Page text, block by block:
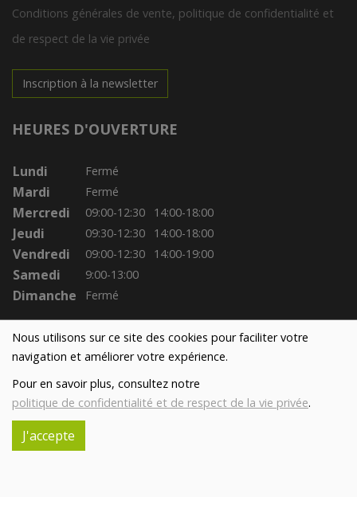
Nous utilisons sur ce site des cookies pour faciliter votre
navigation et améliorer votre expérience.
Pour en savoir plus, consultez notre
politique de confidentialité et de respect de la vie privée.
J'accepte
Conditions générales de vente, politique de confidentialité et
de respect de la vie privée
Inscription à la newsletter
HEURES D'OUVERTURE
Lundi Fermé
Mardi Fermé
Mercredi 09:00-12:30 14:00-18:00
Jeudi 09:30-12:30 14:00-18:00
Vendredi 09:00-12:30 14:00-19:00
Samedi 9:00-13:00
Dimanche Fermé